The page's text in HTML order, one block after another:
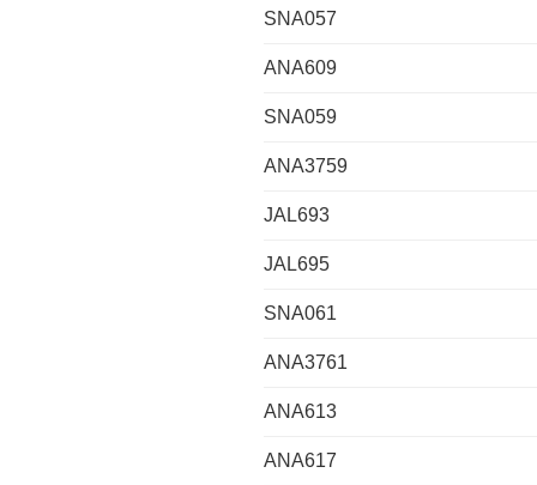
SNA057
ANA609
SNA059
ANA3759
JAL693
JAL695
SNA061
ANA3761
ANA613
ANA617